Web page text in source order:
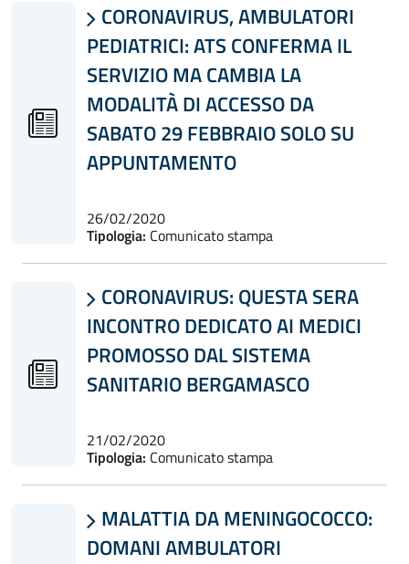
 CORONAVIRUS, AMBULATORI
PEDIATRICI: ATS CONFERMA IL
SERVIZIO MA CAMBIA LA
MODALITÀ DI ACCESSO DA
SABATO 29 FEBBRAIO SOLO SU
APPUNTAMENTO
26/02/2020
Tipologia: Comunicato stampa
 CORONAVIRUS: QUESTA SERA
INCONTRO DEDICATO AI MEDICI
PROMOSSO DAL SISTEMA
SANITARIO BERGAMASCO
21/02/2020
Tipologia: Comunicato stampa
 MALATTIA DA MENINGOCOCCO:
DOMANI AMBULATORI